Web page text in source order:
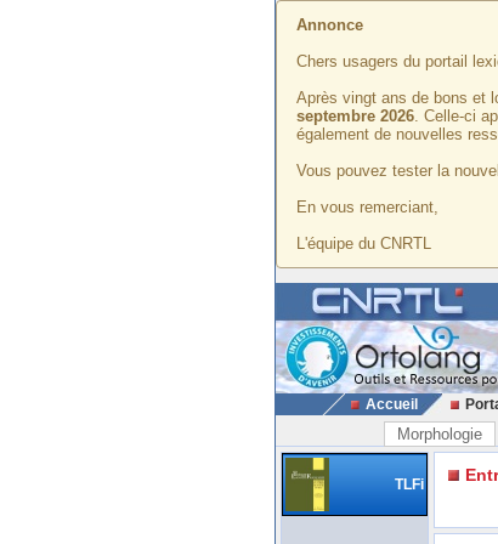
Annonce
Chers usagers du portail
Après vingt ans de bons et
septembre 2026. Celle-ci
également de nouvelles
Vous pouvez tester la
En vous remerciant,
L'équipe du CNRTL
Accueil
Morphologie
TLFi